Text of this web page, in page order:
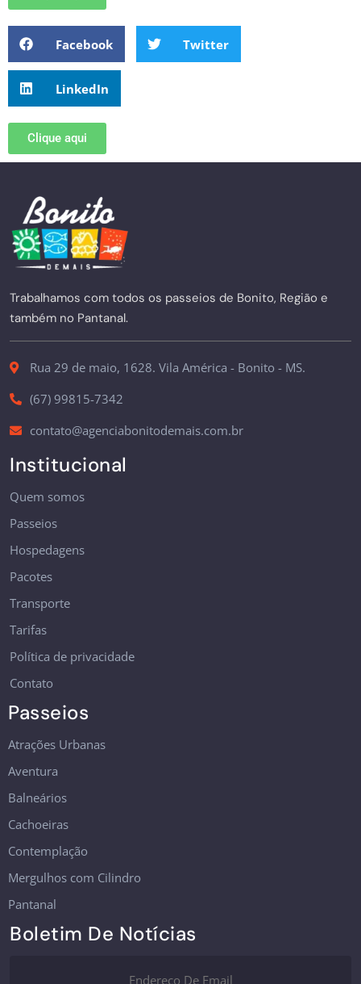
Facebook Twitter
LinkedIn
Clique aqui
Trabalhamos com todos os passeios de Bonito, Região e
também no Pantanal.
Rua 29 de maio, 1628. Vila América - Bonito - MS.
(67) 99815-7342
contato@agenciabonitodemais.com.br
Institucional
Quem somos
Passeios
Hospedagens
Pacotes
Transporte
Tarifas
Política de privacidade
Contato
Passeios
Atrações Urbanas
Aventura
Balneários
Cachoeiras
Contemplação
Mergulhos com Cilindro
Pantanal
Boletim De Notícias